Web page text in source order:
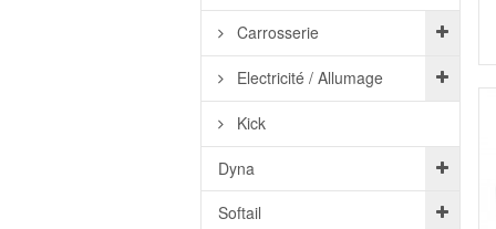
Carrosserie
Electricité / Allumage
Kick
Dyna
Softail